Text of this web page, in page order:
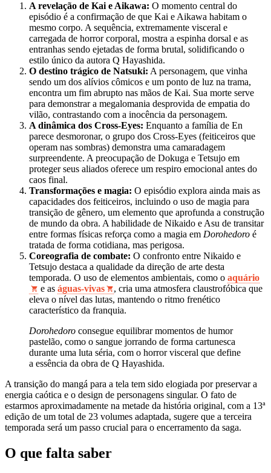
A revelação de Kai e Aikawa: O momento central do
episódio é a confirmação de que Kai e Aikawa habitam o
mesmo corpo. A sequência, extremamente visceral e
carregada de horror corporal, mostra a espinha dorsal e as
entranhas sendo ejetadas de forma brutal, solidificando o
estilo único da autora Q Hayashida.
O destino trágico de Natsuki: A personagem, que vinha
sendo um dos alívios cômicos e um ponto de luz na trama,
encontra um fim abrupto nas mãos de Kai. Sua morte serve
para demonstrar a megalomania desprovida de empatia do
vilão, contrastando com a inocência da personagem.
A dinâmica dos Cross-Eyes: Enquanto a família de En
parece desmoronar, o grupo dos Cross-Eyes (feiticeiros que
operam nas sombras) demonstra uma camaradagem
surpreendente. A preocupação de Dokuga e Tetsujo em
proteger seus aliados oferece um respiro emocional antes do
caos final.
Transformações e magia: O episódio explora ainda mais as
capacidades dos feiticeiros, incluindo o uso de magia para
transição de gênero, um elemento que aprofunda a construção
de mundo da obra. A habilidade de Nikaido e Asu de transitar
entre formas físicas reforça como a magia em Dorohedoro é
tratada de forma cotidiana, mas perigosa.
Coreografia de combate: O confronto entre Nikaido e
Tetsujo destaca a qualidade da direção de arte desta
temporada. O uso de elementos ambientais, como o aquário
e as águas-vivas
, cria uma atmosfera claustrofóbica que
eleva o nível das lutas, mantendo o ritmo frenético
característico da franquia.
Dorohedoro consegue equilibrar momentos de humor
pastelão, como o sangue jorrando de forma cartunesca
durante uma luta séria, com o horror visceral que define
a essência da obra de Q Hayashida.
A transição do mangá para a tela tem sido elogiada por preservar a
energia caótica e o design de personagens singular. O fato de
estarmos aproximadamente na metade da história original, com a 13ª
edição de um total de 23 volumes adaptada, sugere que a terceira
temporada será um passo crucial para o encerramento da saga.
O que falta saber